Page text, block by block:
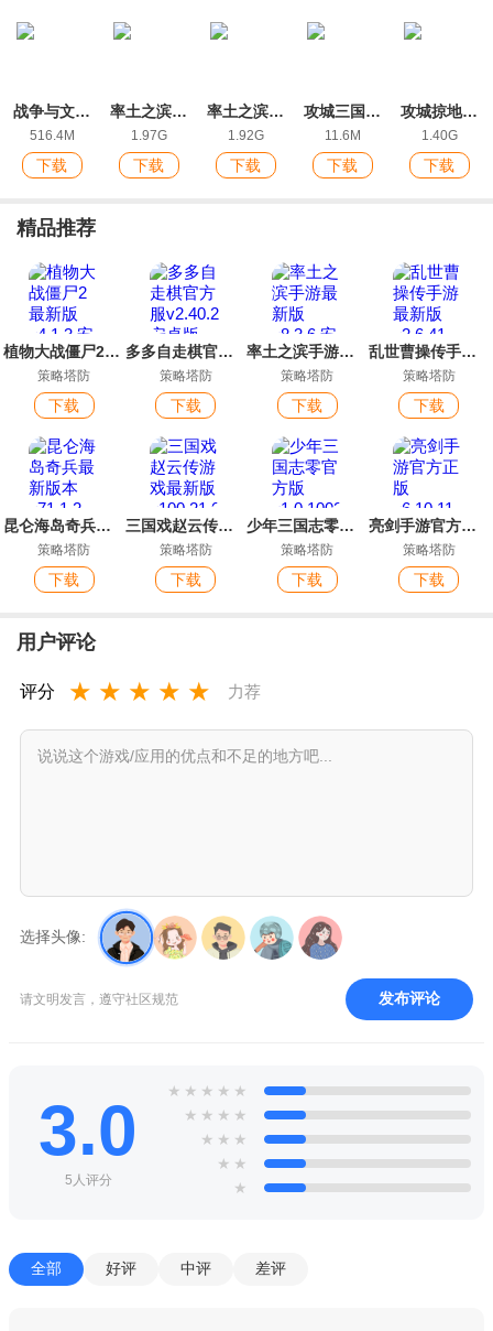
战争与文明最新版本
516.4M
下载
率土之滨手游最新版
1.97G
下载
率土之滨IOS版
1.92G
下载
攻城三国志华为版
11.6M
下载
攻城掠地手游官方版
1.40G
下载
精品推荐
植物大战僵尸2最新版
策略塔防
下载
多多自走棋官方服
策略塔防
下载
率土之滨手游最新版
策略塔防
下载
乱世曹操传手游最新版
策略塔防
下载
昆仑海岛奇兵最新版本
策略塔防
下载
三国戏赵云传游戏最新版
策略塔防
下载
少年三国志零官方版
策略塔防
下载
亮剑手游官方正版
策略塔防
下载
用户评论
评分 ★ ★ ★ ★ ★ 力荐
选择头像:
请文明发言，遵守社区规范 发布评论
3.0
5人评分
★ ★ ★ ★ ★
★ ★ ★ ★
★ ★ ★
★ ★
★
全部 好评 中评 差评